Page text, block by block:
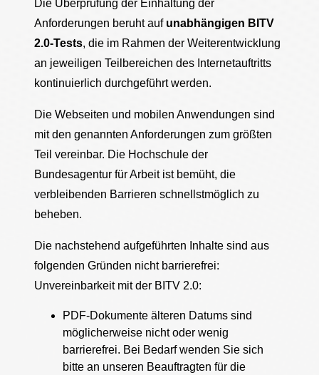
Die Überprüfung der Einhaltung der
Anforderungen beruht auf unabhängigen BITV
2.0-Tests, die im Rahmen der Weiterentwicklung
an jeweiligen Teilbereichen des Internetauftritts
kontinuierlich durchgeführt werden.
Die Webseiten und mobilen Anwendungen sind
mit den genannten Anforderungen zum größten
Teil vereinbar. Die Hochschule der
Bundesagentur für Arbeit ist bemüht, die
verbleibenden Barrieren schnellstmöglich zu
beheben.
Die nachstehend aufgeführten Inhalte sind aus
folgenden Gründen nicht barrierefrei:
Unvereinbarkeit mit der BITV 2.0:
PDF-Dokumente älteren Datums sind
möglicherweise nicht oder wenig
barrierefrei. Bei Bedarf wenden Sie sich
bitte an unseren Beauftragten für die